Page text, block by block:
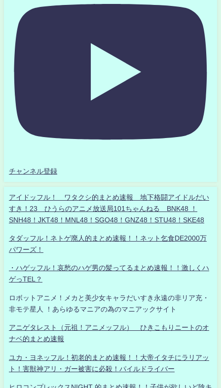
チャンネル登録
アイドッフル！ ワタクシ的まとめ速報 地下格闘アイドルだい
すき！23 ひうらのアニメ放送局101ちゃんねる BNK48 ！
SNH48！JKT48！MNL48！SGO48！GNZ48！STU48！SKE48
タダッフル！ネトゲ廃人的まとめ速報！！ネット乞食DE2000万
パワーズ！
・ハゲッフル！哀愁のハゲ男の髪ってるまとめ速報！！激しくハ
ゲっTEL？
ロボットアニメ！メカと美少女キャラだいすき永遠の非リア充・
非モテ星人 ！あらゆるマニアの為のマニアックサイト
アニゲタレスト（元祖！アニメッフル） ひきこもりニートのオ
ナベ的まとめ速報
ユカ・ヨネッフル！初老的まとめ速報！！大帝イタチにラリアッ
ト！害獣神アリ・ガー被害に必殺！パイルドライバー